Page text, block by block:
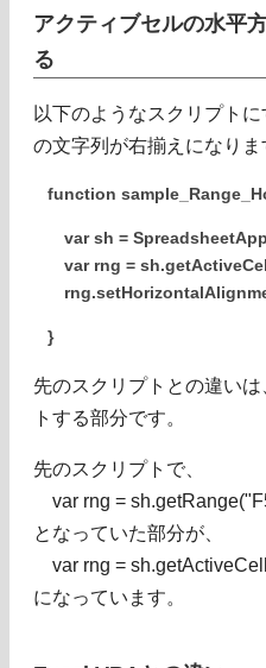
アクティブセルの水平
る
以下のようなスクリプト
の文字列が右揃えになりま
function
var sh =
var rng =
}
先のスクリプトとの違い
トする部分です。
先のスクリプトで、
var rng =
となっていた部分が、
var rng =
になっています。